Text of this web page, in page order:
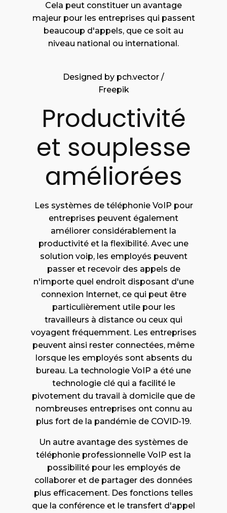
Cela peut constituer un avantage
majeur pour les entreprises qui passent
beaucoup d'appels, que ce soit au
niveau national ou international.
Designed by pch.vector /
Freepik
Productivité
et souplesse
améliorées
Les systèmes de téléphonie VoIP pour
entreprises peuvent également
améliorer considérablement la
productivité et la flexibilité. Avec une
solution voip, les employés peuvent
passer et recevoir des appels de
n'importe quel endroit disposant d'une
connexion Internet, ce qui peut être
particulièrement utile pour les
travailleurs à distance ou ceux qui
voyagent fréquemment. Les entreprises
peuvent ainsi rester connectées, même
lorsque les employés sont absents du
bureau. La technologie VoIP a été une
technologie clé qui a facilité le
pivotement du travail à domicile que de
nombreuses entreprises ont connu au
plus fort de la pandémie de COVID-19.
Un autre avantage des systèmes de
téléphonie professionnelle VoIP est la
possibilité pour les employés de
collaborer et de partager des données
plus efficacement. Des fonctions telles
que la conférence et le transfert d'appel